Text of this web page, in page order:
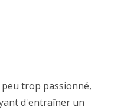
trop passionné,
d'entraîner un